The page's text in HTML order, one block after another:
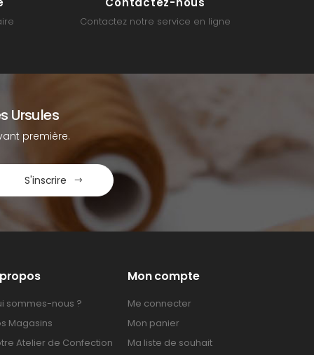
Contactez notre service en ligne
Ursules
première.
S'inscrire
sommes-nous ?
Magasins
Atelier de Confection
Mon compte
Me connecter
Mon panier
Ma liste de souhait